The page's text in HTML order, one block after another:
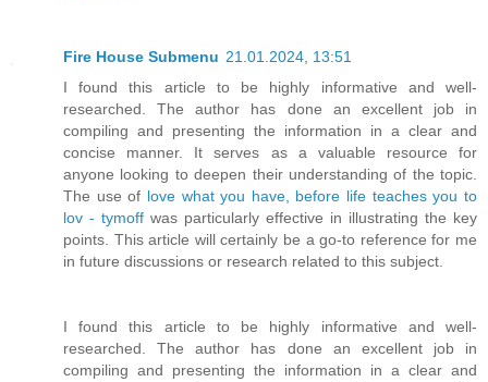
Fire House Submenu 21.01.2024, 13:51
I found this article to be highly informative and well-
researched. The author has done an excellent job in
compiling and presenting the information in a clear and
concise manner. It serves as a valuable resource for
anyone looking to deepen their understanding of the topic.
The use of love what you have, before life teaches you to
lov - tymoff was particularly effective in illustrating the key
points. This article will certainly be a go-to reference for me
in future discussions or research related to this subject.
I found this article to be highly informative and well-
researched. The author has done an excellent job in
compiling and presenting the information in a clear and